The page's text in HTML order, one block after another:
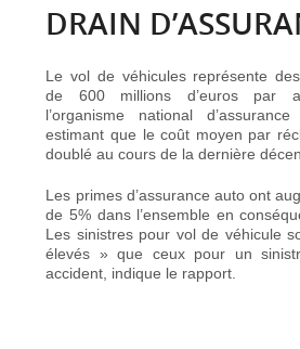
DRAIN
Le vol de véhicules représente
de 600 millions d’euros par
l’organisme national
estimant que le coût moyen par
doublé au cours de la dernière
Les primes d’assurance auto ont
de 5% dans l’ensemble en
Les sinistres pour vol de véhicule
élevés » que ceux pour un
accident, indique le rapport.